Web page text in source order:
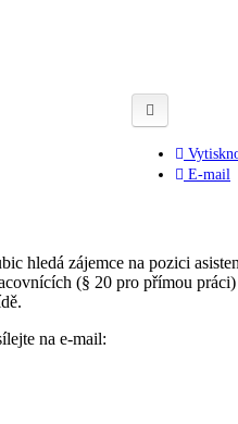
E-mail
hledá zájemce na pozici
(§ 20 pro přímou práci)
na e-mail: